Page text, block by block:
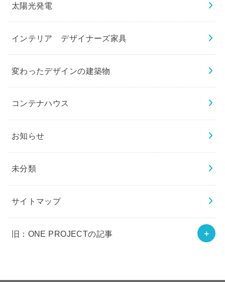
太陽光発電
インテリア デザイナーズ家具
変わったデザインの建築物
コンテナハウス
お知らせ
未分類
サイトマップ
旧：ONE PROJECTの記事